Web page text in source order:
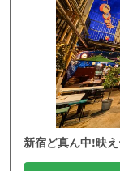
新宿ど真ん中!映